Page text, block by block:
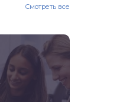
Смотреть все